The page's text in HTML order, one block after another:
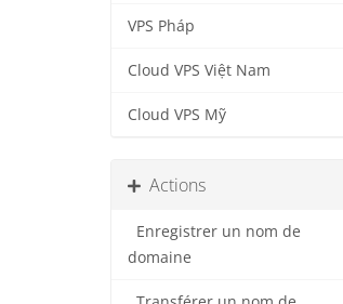
VPS Pháp
Cloud VPS Việt Nam
Cloud VPS Mỹ
Actions
Enregistrer un nom de
domaine